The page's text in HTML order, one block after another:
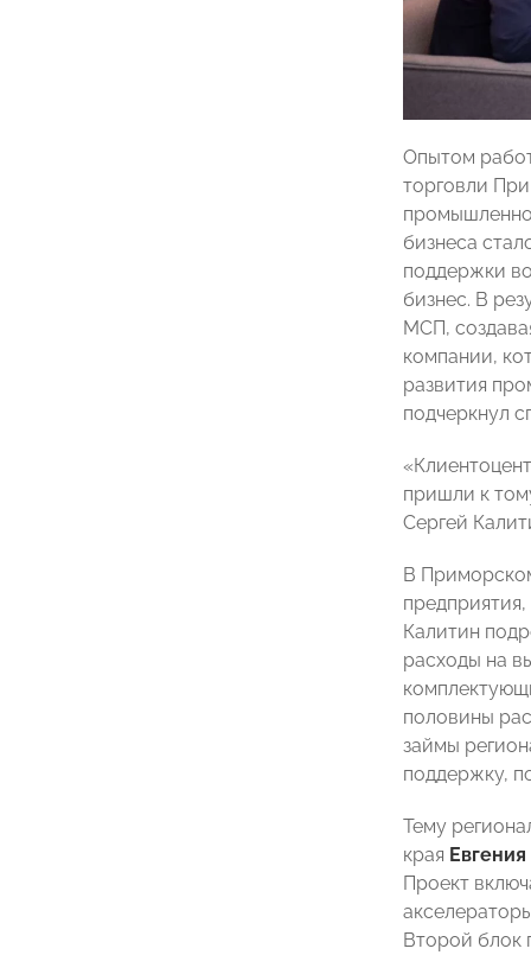
Опытом
торговли
бизнеса
поддержки
бизнес. В
МСП,
компании,
развития
подчеркнул
пришли к
Сергей
В
Калитин
расходы на
половины
займы
поддержку,
Тему
края
Проект
Второй блок